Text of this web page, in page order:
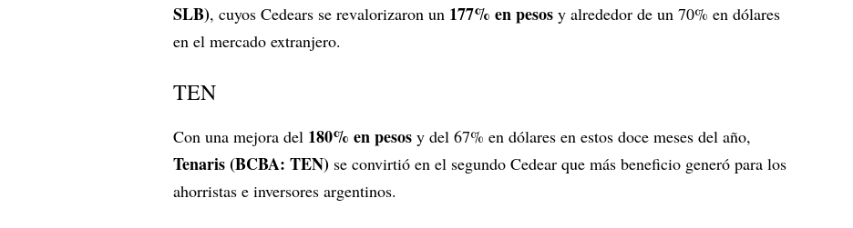
SLB), cuyos Cedears se revalorizaron un 177% en pesos y alrededor de un 70% en dólares
en el mercado extranjero.
TEN
Con una mejora del 180% en pesos y del 67% en dólares en estos doce meses del año,
Tenaris (BCBA: TEN) se convirtió en el segundo Cedear que más beneficio generó para los
ahorristas e inversores argentinos.